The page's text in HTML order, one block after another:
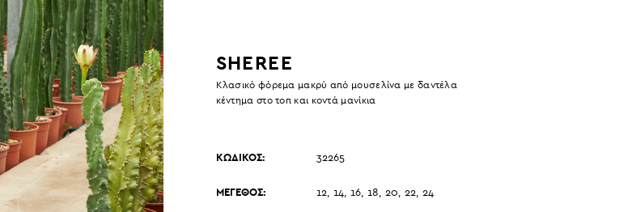
SHEREE
Κλασικό φόρεμα μακρύ από μουσελίνα με δαντέλα
κέντημα στο τοπ και κοντά μανίκια
ΚΩΔΙΚΟΣ: 32265
ΜΕΓΕΘΟΣ: 12, 14, 16, 18, 20, 22, 24